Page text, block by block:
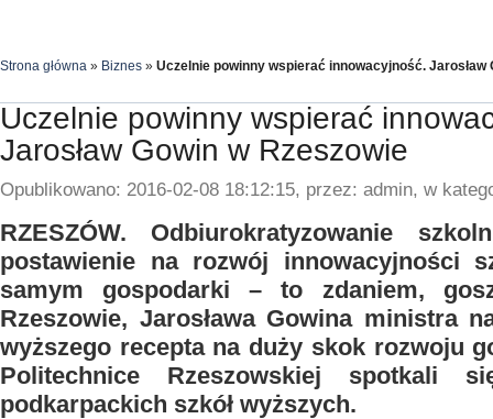
Strona główna » Biznes » Uczelnie powinny wspierać innowacyjność. Jarosław
Uczelnie powinny wspierać
Jarosław Gowin w Rzeszowie
Opublikowano: 2016-02-08 18:12:15, przez: admin, w
RZESZÓW. Odbiurokratyzowanie
postawienie na rozwój innowacyjności
samym gospodarki – to zdaniem,
Rzeszowie, Jarosława Gowina ministra
wyższego recepta na duży skok rozwoju
Politechnice Rzeszowskiej spotkali
podkarpackich szkół wyższych.